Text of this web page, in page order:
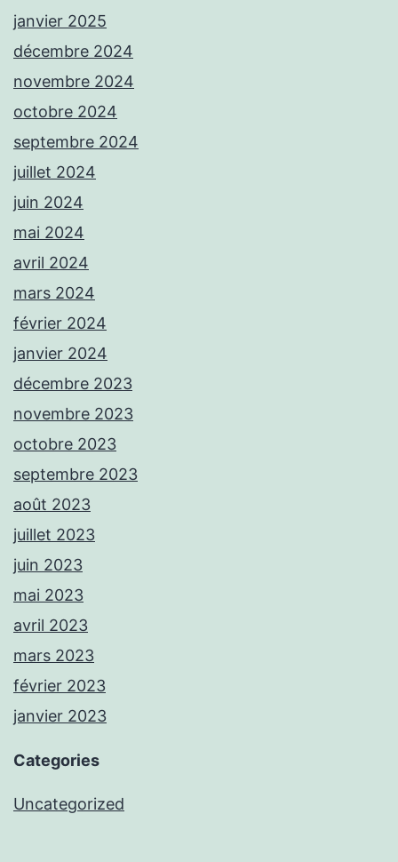
janvier 2025
décembre 2024
novembre 2024
octobre 2024
septembre 2024
juillet 2024
juin 2024
mai 2024
avril 2024
mars 2024
février 2024
janvier 2024
décembre 2023
novembre 2023
octobre 2023
septembre 2023
août 2023
juillet 2023
juin 2023
mai 2023
avril 2023
mars 2023
février 2023
janvier 2023
Categories
Uncategorized